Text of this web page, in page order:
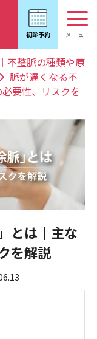
不整脈の種類や原
脈が遅くなる不
要性、リスクを
とは｜主な
を解説